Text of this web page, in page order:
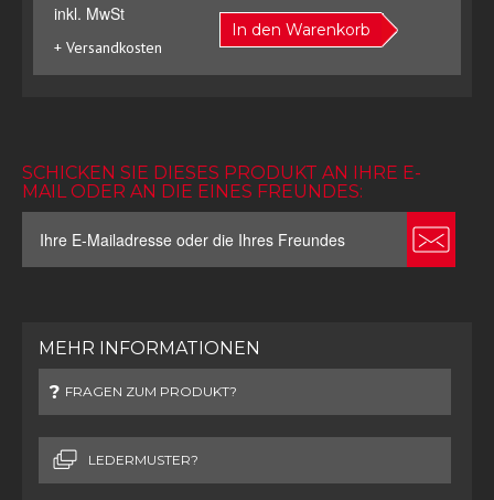
inkl. MwSt
+ Versandkosten
In den Warenkorb
SCHICKEN SIE DIESES PRODUKT AN IHRE E-
MAIL ODER AN DIE EINES FREUNDES:
MEHR INFORMATIONEN
FRAGEN ZUM PRODUKT?
LEDERMUSTER?